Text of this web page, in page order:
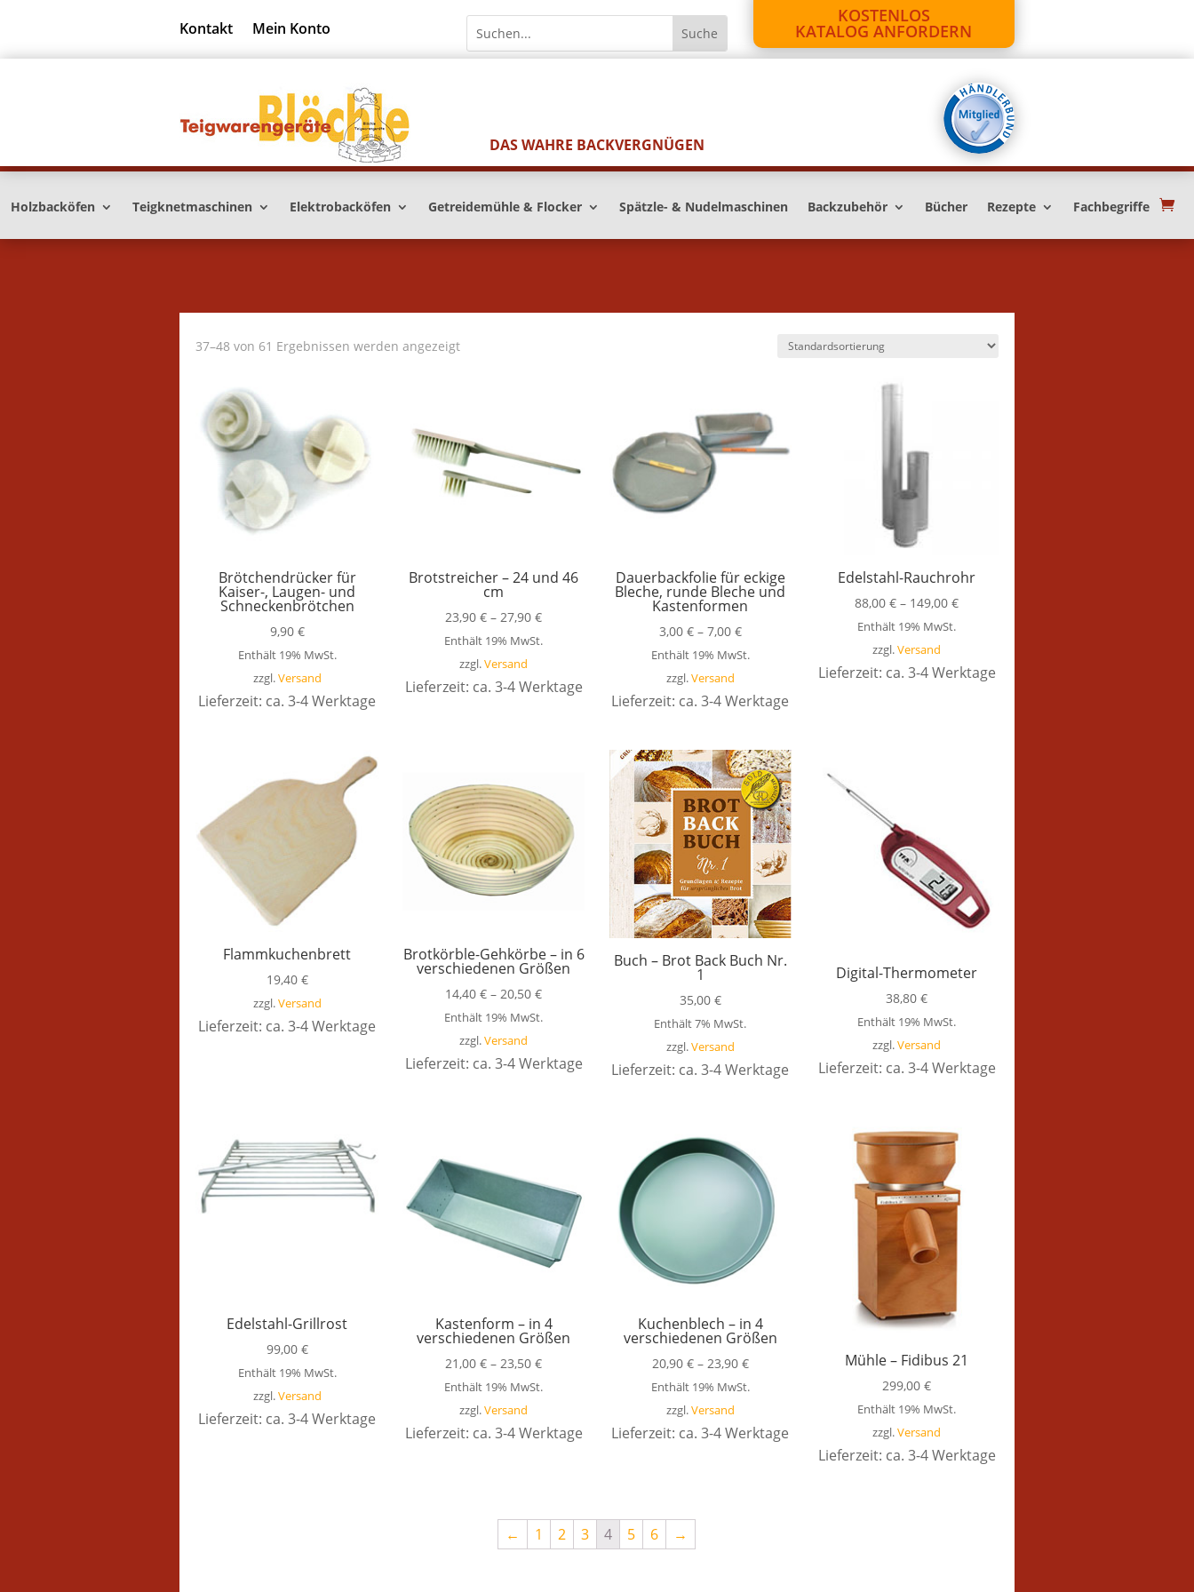
Kontakt Mein Konto
KOSTENLOS
KATALOG ANFORDERN
DAS WAHRE BACKVERGNÜGEN
Holzbacköfen Teigknetmaschinen Elektrobacköfen Getreidemühle & Flocker Spätzle- & Nudelmaschinen Backzubehör Bücher Rezepte Fachbegriffe
37–48 von 61 Ergebnissen werden angezeigt
Brötchendrücker für
Kaiser-, Laugen- und
Schneckenbrötchen
9,90 €
Enthält 19% MwSt.
zzgl.Versand
Lieferzeit: ca. 3-4 Werktage
Brotstreicher – 24 und 46
cm
23,90€ – 27,90€
Enthält 19% MwSt.
zzgl.Versand
Lieferzeit: ca. 3-4 Werktage
Dauerbackfolie für eckige
Bleche, runde Bleche und
Kastenformen
3,00 €– 7,00 €
Enthält 19% MwSt.
zzgl.Versand
Lieferzeit: ca. 3-4 Werktage
Edelstahl-Rauchrohr
88,00€ – 149,00€
Enthält 19% MwSt.
zzgl.Versand
Lieferzeit: ca. 3-4 Werktage
Flammkuchenbrett
19,40 €
zzgl.Versand
Lieferzeit: ca. 3-4 Werktage
Brotkörble-Gehkörbe – in 6
verschiedenen Größen
14,40€ –20,50€
Enthält 19% MwSt.
zzgl.Versand
Lieferzeit: ca. 3-4 Werktage
Buch – Brot Back Buch Nr.
1
35,00 €
Enthält 7% MwSt.
zzgl.Versand
Lieferzeit: ca. 3-4 Werktage
Digital-Thermometer
38,80€
Enthält 19% MwSt.
zzgl.Versand
Lieferzeit: ca. 3-4 Werktage
Edelstahl-Grillrost
99,00 €
Enthält 19% MwSt.
zzgl.Versand
Lieferzeit: ca. 3-4 Werktage
Kastenform – in 4
verschiedenen Größen
21,00€ –23,50€
Enthält 19% MwSt.
zzgl.Versand
Lieferzeit: ca. 3-4 Werktage
Kuchenblech – in 4
verschiedenen Größen
20,90 €– 23,90 €
Enthält 19% MwSt.
zzgl.Versand
Lieferzeit: ca. 3-4 Werktage
Mühle – Fidibus 21
299,00€
Enthält 19% MwSt.
zzgl.Versand
Lieferzeit: ca. 3-4 Werktage
← 1 2 3 4 5 6 →